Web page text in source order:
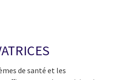
de santé et les